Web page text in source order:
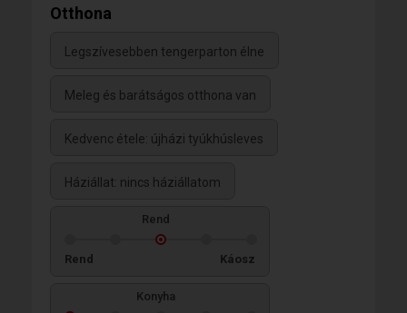
Otthona
Legszívesebben tengerparton élne
Meleg és barátságos otthona van
Kedvenc étele: újházi tyúkhúsleves
Háziállat: nincs háziállatom
Rend
Rend Káosz
Konyha